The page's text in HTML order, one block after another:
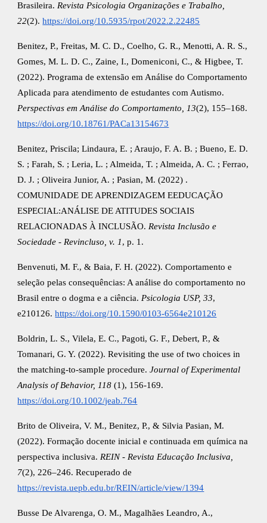
Brasileira. Revista Psicologia Organizações e Trabalho,
22(2). https://doi.org/10.5935/rpot/2022.2.22485
Benitez, P., Freitas, M. C. D., Coelho, G. R., Menotti, A. R. S.,
Gomes, M. L. D. C., Zaine, I., Domeniconi, C., & Higbee, T.
(2022). Programa de extensão em Análise do Comportamento
Aplicada para atendimento de estudantes com Autismo.
Perspectivas em Análise do Comportamento, 13(2), 155–168.
https://doi.org/10.18761/PACa13154673
Benitez, Priscila; Lindaura, E. ; Araujo, F. A. B. ; Bueno, E. D.
S. ; Farah, S. ; Leria, L. ; Almeida, T. ; Almeida, A. C. ; Ferrao,
D. J. ; Oliveira Junior, A. ; Pasian, M. (2022) .
COMUNIDADE DE APRENDIZAGEM EEDUCAÇÃO
ESPECIAL:ANÁLISE DE ATITUDES SOCIAIS
RELACIONADAS À INCLUSÃO. Revista Inclusão e
Sociedade - Revincluso, v. 1, p. 1.
Benvenuti, M. F., & Baia, F. H. (2022). Comportamento e
seleção pelas consequências: A análise do comportamento no
Brasil entre o dogma e a ciência. Psicologia USP, 33,
e210126. https://doi.org/10.1590/0103-6564e210126
Boldrin, L. S., Vilela, E. C., Pagoti, G. F., Debert, P., &
Tomanari, G. Y. (2022). Revisiting the use of two choices in
the matching‐to‐sample procedure.Journal of Experimental
Analysis of Behavior, 118(1), 156-169.
https://doi.org/10.1002/jeab.764
Brito de Oliveira, V. M., Benitez, P., & Silvia Pasian, M.
(2022). Formação docente inicial e continuada em química na
perspectiva inclusiva. REIN - Revista Educação Inclusiva,
7(2), 226–246. Recuperado de
https://revista.uepb.edu.br/REIN/article/view/1394
Busse De Alvarenga, O. M., Magalhães Leandro, A.,